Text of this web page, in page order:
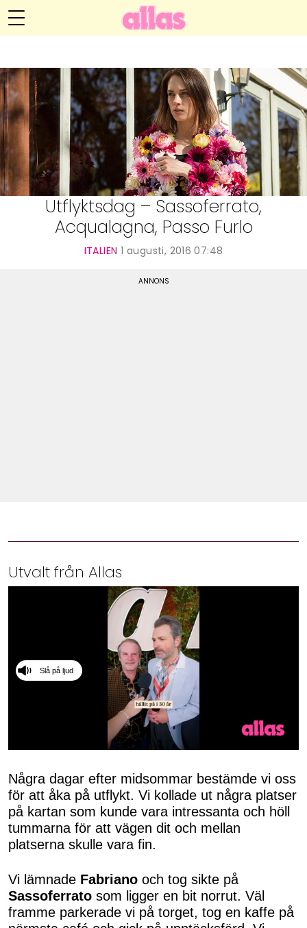
Hälsa
Relationer
Handarbete
Anna María Larssons blogg
Hem
Om Anna María
Kategorier
Arkiv
Kontakt
Utflyktsdag – Sassoferrato,
Acqualagna, Passo Furlo
ITALIEN 1 augusti, 2016 07:48
Utvalt från Allas
of
50
seconds
Slå på ljud
Några dagar efter midsommar bestämde vi oss
för att åka på utflykt. Vi kollade ut några platser
på kartan som kunde vara intressanta och höll
tummarna för att vägen dit och mellan
platserna skulle vara fin.
Vi lämnade Fabriano och tog sikte på
Sassoferrato som ligger en bit norrut. Väl
framme parkerade vi på torget, tog en kaffe på